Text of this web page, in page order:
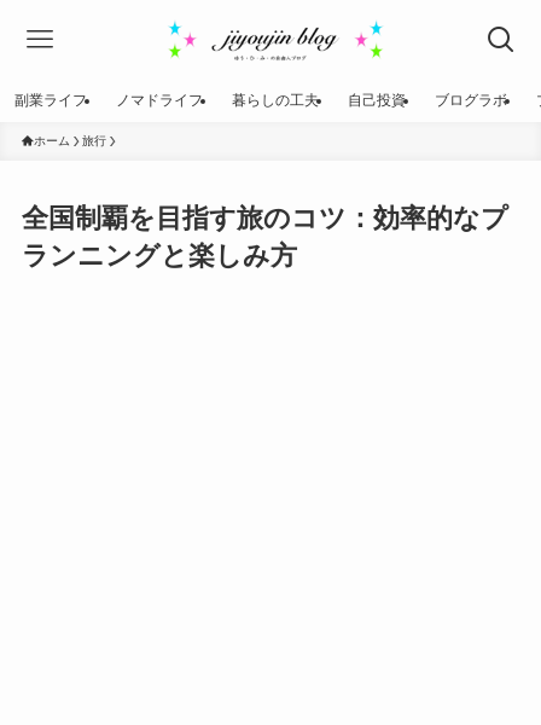
副業ライフ ノマドライフ 暮らしの工夫 自己投資 ブログラボ
ホーム 旅行
全国制覇を目指す旅のコツ：効率的なプ
ランニングと楽しみ方